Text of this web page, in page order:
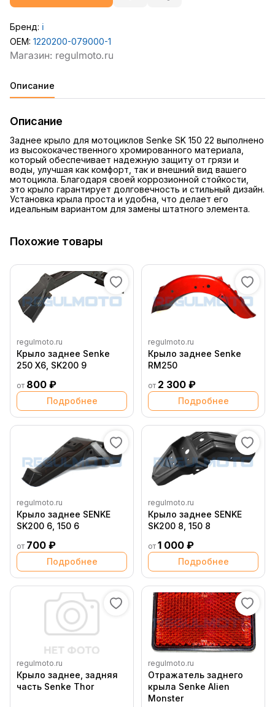
Бренд: ℹ️
OEM: 1220200-079000-1
Описание
Описание
Заднее крыло для мотоциклов Senke SK 150 22 выполнено
из высококачественного хромированного материала,
который обеспечивает надежную защиту от грязи и
воды, улучшая как комфорт, так и внешний вид вашего
мотоцикла. Благодаря своей коррозионной стойкости,
это крыло гарантирует долговечность и стильный дизайн.
Установка крыла проста и удобна, что делает его
идеальным вариантом для замены штатного элемента.
Похожие товары
regulmoto.ru
Крыло заднее Senke
250 X6, SK200 9
от 800 ₽
Подробнее
regulmoto.ru
Крыло заднее Senke
RM250
от 2 300 ₽
Подробнее
regulmoto.ru
Крыло заднее SENKE
SK200 6, 150 6
от 700 ₽
Подробнее
regulmoto.ru
Крыло заднее SENKE
SK200 8, 150 8
от 1 000 ₽
Подробнее
regulmoto.ru
Крыло заднее, задняя
часть Senke Thor
regulmoto.ru
Отражатель заднего
крыла Senke Alien
Monster